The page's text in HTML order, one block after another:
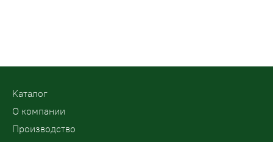
Kаталог
О компании
Производство